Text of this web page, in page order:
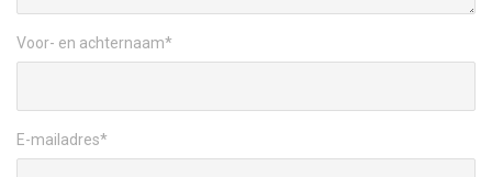
Voor- en achternaam*
E-mailadres*